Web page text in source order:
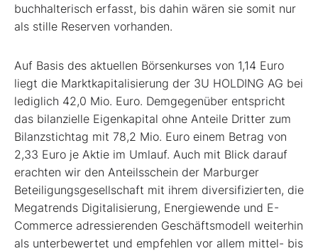
buchhalterisch erfasst, bis dahin wären sie somit nur
als stille Reserven vorhanden.
Auf Basis des aktuellen Börsenkurses von 1,14 Euro
liegt die Marktkapitalisierung der 3U HOLDING AG bei
lediglich 42,0 Mio. Euro. Demgegenüber entspricht
das bilanzielle Eigenkapital ohne Anteile Dritter zum
Bilanzstichtag mit 78,2 Mio. Euro einem Betrag von
2,33 Euro je Aktie im Umlauf. Auch mit Blick darauf
erachten wir den Anteilsschein der Marburger
Beteiligungsgesellschaft mit ihrem diversifizierten, die
Megatrends Digitalisierung, Energiewende und E-
Commerce adressierenden Geschäftsmodell weiterhin
als unterbewertet und empfehlen vor allem mittel- bis